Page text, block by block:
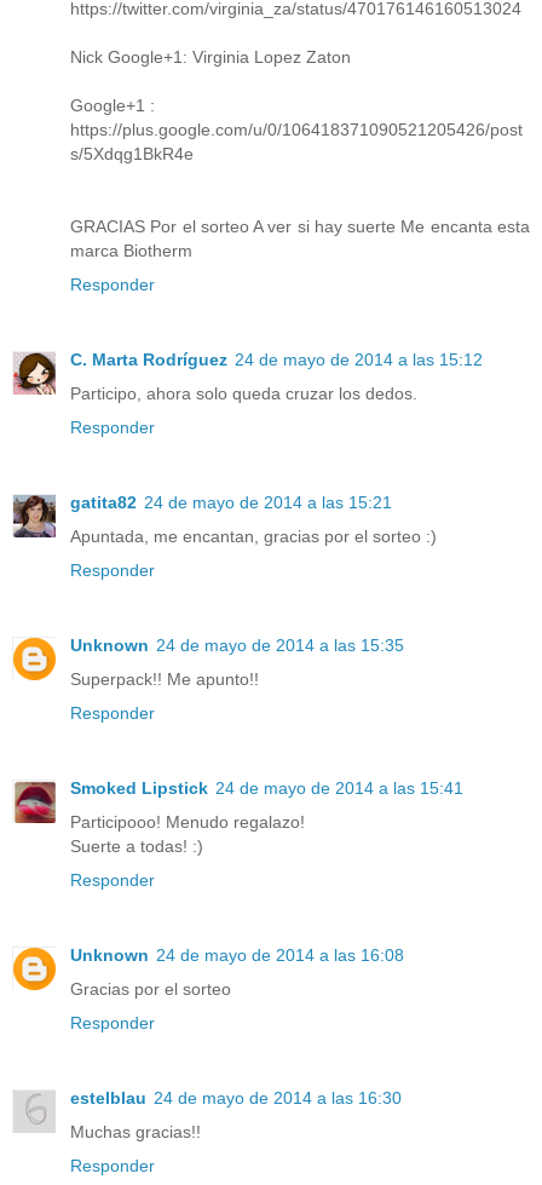
https://twitter.com/virginia_za/status/470176146160513024
Nick Google+1: Virginia Lopez Zaton
Google+1 :
https://plus.google.com/u/0/106418371090521205426/post
s/5Xdqg1BkR4e
GRACIAS Por el sorteo A ver si hay suerte Me encanta esta
marca Biotherm
Responder
C. Marta Rodríguez 24 de mayo de 2014 a las 15:12
Participo, ahora solo queda cruzar los dedos.
Responder
gatita82 24 de mayo de 2014 a las 15:21
Apuntada, me encantan, gracias por el sorteo :)
Responder
Unknown 24 de mayo de 2014 a las 15:35
Superpack!! Me apunto!!
Responder
Smoked Lipstick 24 de mayo de 2014 a las 15:41
Participooo! Menudo regalazo!
Suerte a todas! :)
Responder
Unknown 24 de mayo de 2014 a las 16:08
Gracias por el sorteo
Responder
estelblau 24 de mayo de 2014 a las 16:30
Muchas gracias!!
Responder